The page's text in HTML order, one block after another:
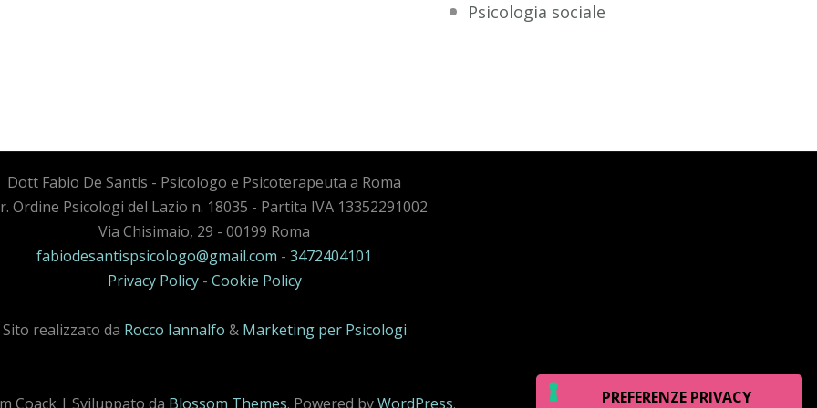
Psicologia sociale
Dott Fabio De Santis - Psicologo e Psicoterapeuta a Roma
Ordine Psicologi del Lazio n. 18035 - Partita IVA 13352291002
Via Chisimaio, 29 - 00199 Roma
fabiodesantispsicologo@gmail.com - 3472404101
Privacy Policy- Cookie Policy
Sito realizzato da Rocco Iannalfo & Marketing per Psicologi
Coack | Sviluppato da Blossom Themes. Powered byWordPress.